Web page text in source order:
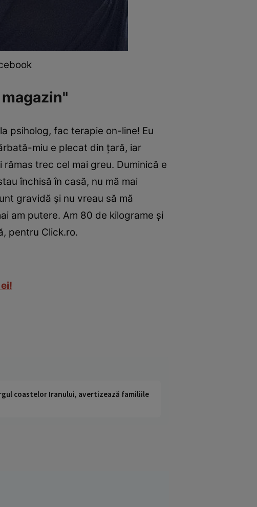
psiholog, fac terapie on-line! Eu
miu e plecat din țară, iar
trec cel mai greu. Duminică e
închisă în casă, nu mă mai
gravidă și nu vreau să mă
am putere. Am 80 de kilograme și
pentru Click.ro.
coastelor Iranului, avertizează familiile